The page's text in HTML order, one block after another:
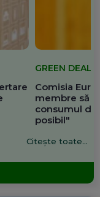
GREEN DEAL
Comisia
membre să
consumul de
posibil"
Citește toate...